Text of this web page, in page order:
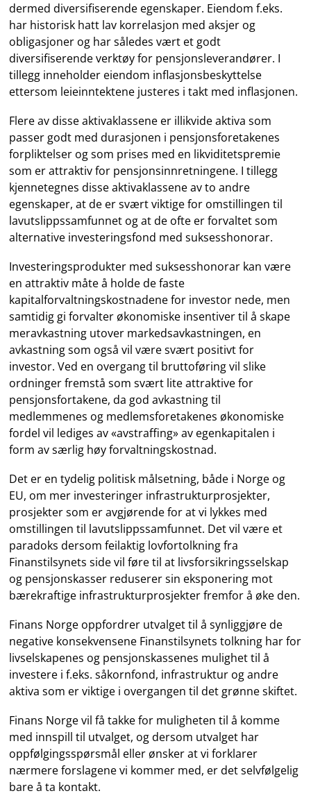
dermed diversifiserende egenskaper. Eiendom f.eks.
har historisk hatt lav korrelasjon med aksjer og
obligasjoner og har således vært et godt
diversifiserende verktøy for pensjonsleverandører. I
tillegg inneholder eiendom inflasjonsbeskyttelse
ettersom leieinntektene justeres i takt med inflasjonen.
Flere av disse aktivaklassene er illikvide aktiva som
passer godt med durasjonen i pensjonsforetakenes
forpliktelser og som prises med en likviditetspremie
som er attraktiv for pensjonsinnretningene. I tillegg
kjennetegnes disse aktivaklassene av to andre
egenskaper, at de er svært viktige for omstillingen til
lavutslippssamfunnet og at de ofte er forvaltet som
alternative investeringsfond med suksesshonorar.
Investeringsprodukter med suksesshonorar kan være
en attraktiv måte å holde de faste
kapitalforvaltningskostnadene for investor nede, men
samtidig gi forvalter økonomiske insentiver til å skape
meravkastning utover markedsavkastningen, en
avkastning som også vil være svært positivt for
investor. Ved en overgang til bruttoføring vil slike
ordninger fremstå som svært lite attraktive for
pensjonsfortakene, da god avkastning til
medlemmenes og medlemsforetakenes økonomiske
fordel vil lediges av «avstraffing» av egenkapitalen i
form av særlig høy forvaltningskostnad.
Det er en tydelig politisk målsetning, både i Norge og
EU, om mer investeringer infrastrukturprosjekter,
prosjekter som er avgjørende for at vi lykkes med
omstillingen til lavutslippssamfunnet. Det vil være et
paradoks dersom feilaktig lovfortolkning fra
Finanstilsynets side vil føre til at livsforsikringsselskap
og pensjonskasser reduserer sin eksponering mot
bærekraftige infrastrukturprosjekter fremfor å øke den.
Finans Norge oppfordrer utvalget til å synliggjøre de
negative konsekvensene Finanstilsynets tolkning har for
livselskapenes og pensjonskassenes mulighet til å
investere i f.eks. såkornfond, infrastruktur og andre
aktiva som er viktige i overgangen til det grønne skiftet.
Finans Norge vil få takke for muligheten til å komme
med innspill til utvalget, og dersom utvalget har
oppfølgingsspørsmål eller ønsker at vi forklarer
nærmere forslagene vi kommer med, er det selvfølgelig
bare å ta kontakt.